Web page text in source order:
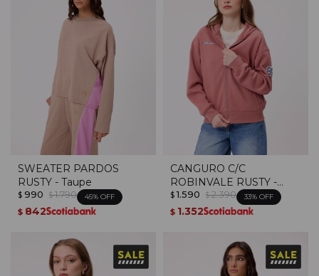
SWEATER PARDOS
RUSTY - Taupe
$ 990 $ 1.790 45
$ 842
CANGURO C/C
ROBINVALE RUSTY -
Salmon
$ 1.590 $ 2.390 33
$ 1.352